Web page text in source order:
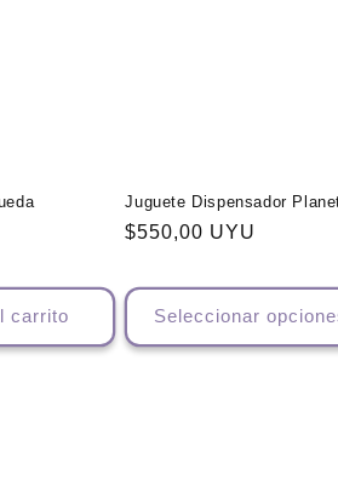
carrito
Juguete Dispensador
Precio
$550,00 UYU
Seleccionar